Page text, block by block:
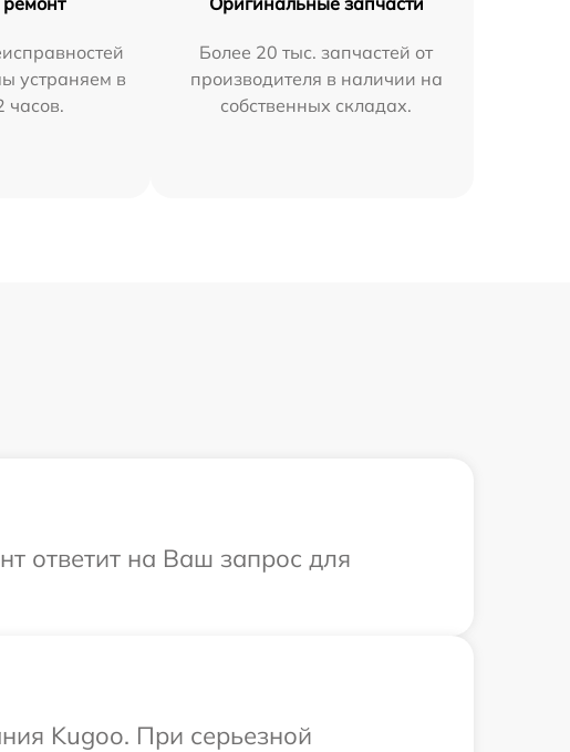
устраняем в
часов.
Более 20 тыс. запчастей от
производителя в наличии на
собственных складах.
ответит на Ваш запрос для
Kugoo. При серьезной